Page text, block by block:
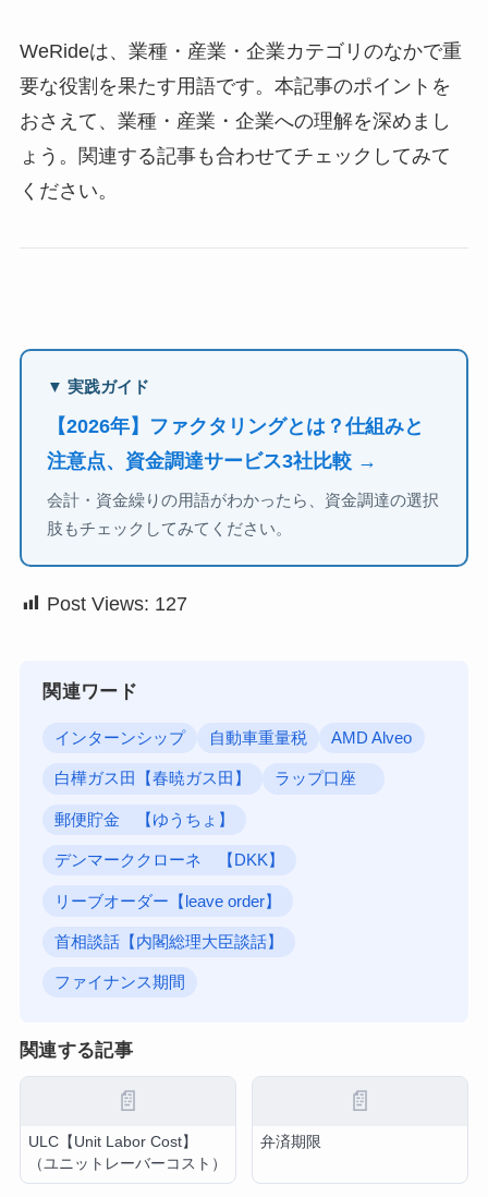
WeRideは、業種・産業・企業カテゴリのなかで重
要な役割を果たす用語です。本記事のポイントを
おさえて、業種・産業・企業への理解を深めまし
ょう。関連する記事も合わせてチェックしてみて
ください。
▼ 実践ガイド
【2026年】ファクタリングとは？仕組みと
注意点、資金調達サービス3社比較 →
会計・資金繰りの用語がわかったら、資金調達の選択
肢もチェックしてみてください。
Post Views: 127
関連ワード
インターンシップ 自動車重量税 AMD Alveo
白樺ガス田【春暁ガス田】 ラップ口座
郵便貯金 【ゆうちょ】
デンマーククローネ 【DKK】
リーブオーダー【leave order】
首相談話【内閣総理大臣談話】
ファイナンス期間
関連する記事
📄
ULC【Unit Labor Cost】
（ユニットレーバーコスト）
📄
弁済期限